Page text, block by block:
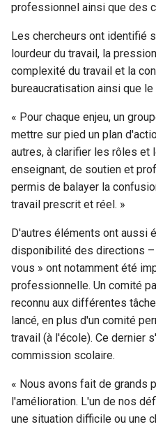
professionnel ainsi que des
Les chercheurs ont identifié
lourdeur du travail, la
complexité du travail et la
bureaucratisation ainsi que
« Pour chaque enjeu, un
mettre sur pied un plan
autres, à clarifier les rôles et
enseignant, de soutien et
permis de balayer la
travail prescrit et réel. »
D'autres éléments ont aussi
disponibilité des directions
vous » ont notamment été
professionnelle. Un comité
reconnu aux différentes
lancé, en plus d'un comité
travail (à l'école). Ce dernier
commission scolaire.
« Nous avons fait de grands
l'amélioration. L'un de nos
une situation difficile ou une